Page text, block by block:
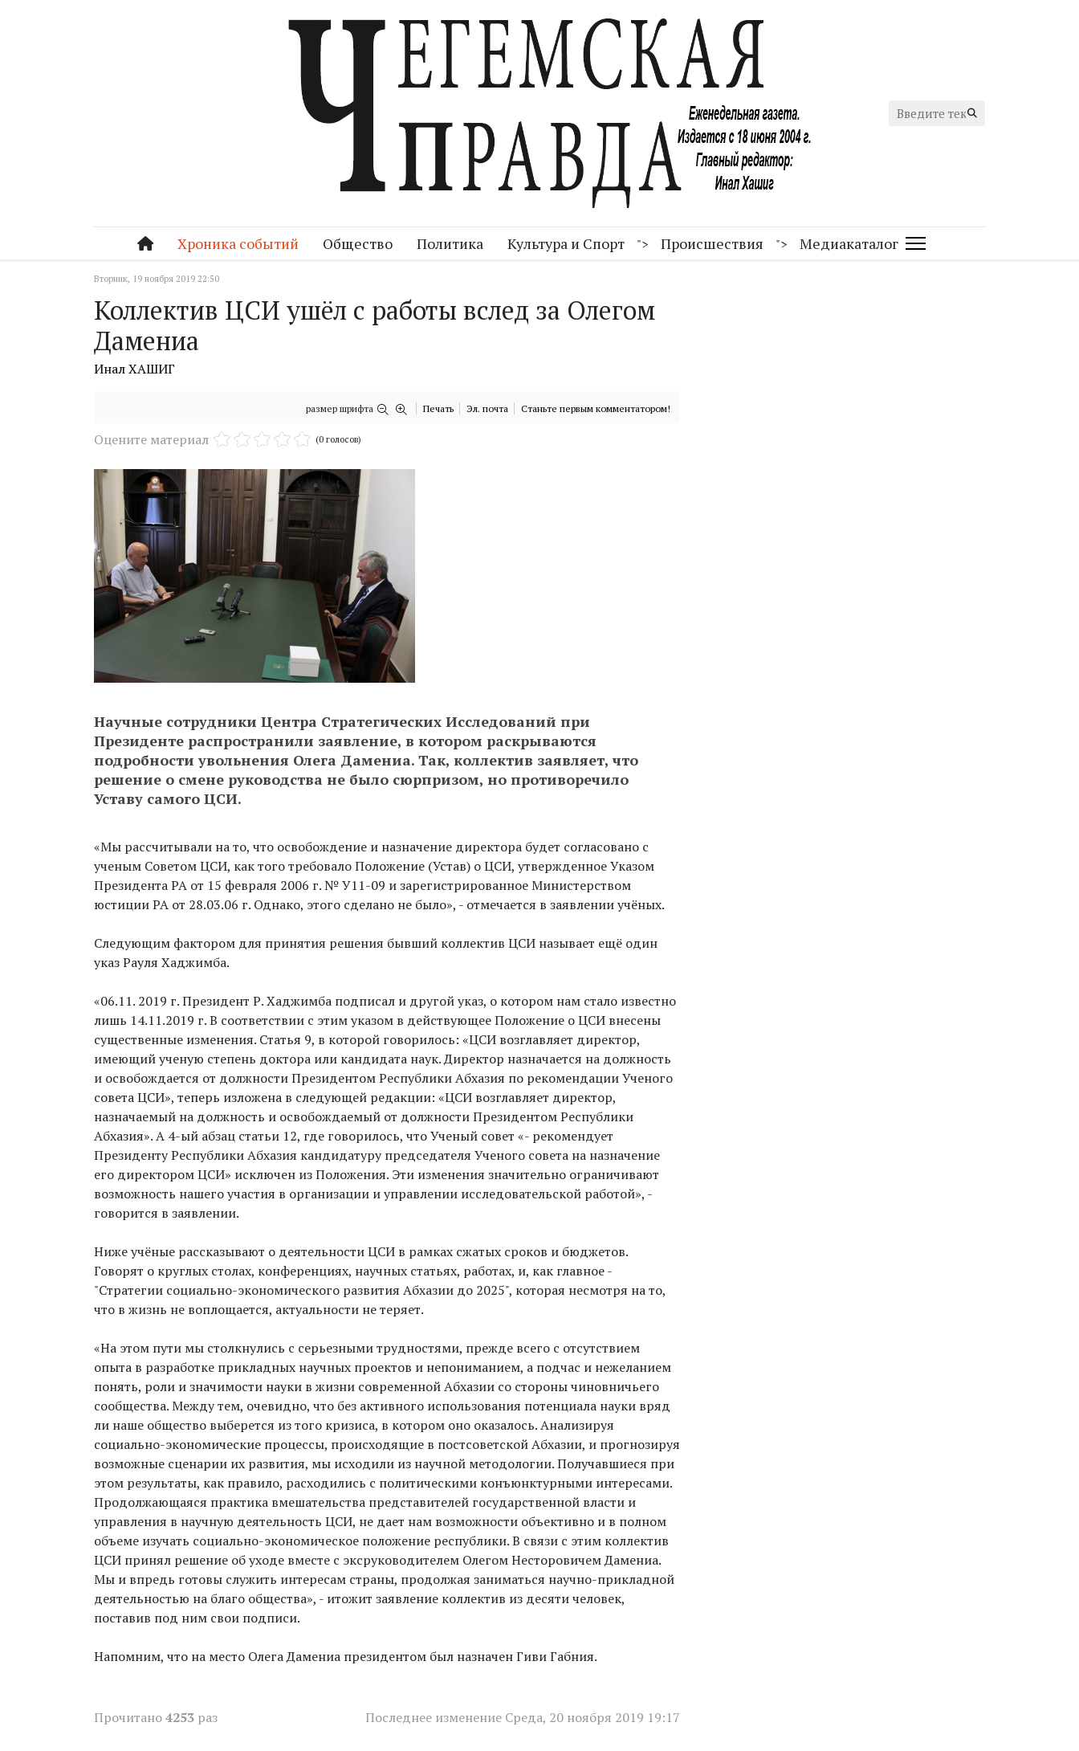
Искать...
Хроника событий Общество Политика Культура и Спорт "> Происшествия "> Медиакаталог
Вторник, 19 ноября 2019 22:50
Коллектив ЦСИ ушёл с работы вслед за Олегом
Дамениа
Инал ХАШИГ
размер шрифта Печать Эл. почта Станьте первым комментатором!
Оцените материал (0 голосов)
Научные сотрудники Центра Стратегических Исследований при
Президенте распространили заявление, в котором раскрываются
подробности увольнения Олега Дамениа. Так, коллектив заявляет, что
решение о смене руководства не было сюрпризом, но противоречило
Уставу самого ЦСИ.
«Мы рассчитывали на то, что освобождение и назначение директора будет согласовано с
ученым Советом ЦСИ, как того требовало Положение (Устав) о ЦСИ, утвержденное Указом
Президента РА от 15 февраля 2006 г. № У11-09 и зарегистрированное Министерством
юстиции РА от 28.03.06 г. Однако, этого сделано не было», - отмечается в заявлении учёных.
Следующим фактором для принятия решения бывший коллектив ЦСИ называет ещё один
указ Рауля Хаджимба.
«06.11. 2019 г. Президент Р. Хаджимба подписал и другой указ, о котором нам стало известно
лишь 14.11.2019 г. В соответствии с этим указом в действующее Положение о ЦСИ внесены
существенные изменения. Статья 9, в которой говорилось: «ЦСИ возглавляет директор,
имеющий ученую степень доктора или кандидата наук. Директор назначается на должность
и освобождается от должности Президентом Республики Абхазия по рекомендации Ученого
совета ЦСИ», теперь изложена в следующей редакции: «ЦСИ возглавляет директор,
назначаемый на должность и освобождаемый от должности Президентом Республики
Абхазия». А 4-ый абзац статьи 12, где говорилось, что Ученый совет «- рекомендует
Президенту Республики Абхазия кандидатуру председателя Ученого совета на назначение
его директором ЦСИ» исключен из Положения. Эти изменения значительно ограничивают
возможность нашего участия в организации и управлении исследовательской работой», -
говорится в заявлении.
Ниже учёные рассказывают о деятельности ЦСИ в рамках сжатых сроков и бюджетов.
Говорят о круглых столах, конференциях, научных статьях, работах, и, как главное -
"Стратегии социально-экономического развития Абхазии до 2025", которая несмотря на то,
что в жизнь не воплощается, актуальности не теряет.
«На этом пути мы столкнулись с серьезными трудностями, прежде всего с отсутствием
опыта в разработке прикладных научных проектов и непониманием, а подчас и нежеланием
понять, роли и значимости науки в жизни современной Абхазии со стороны чиновничьего
сообщества. Между тем, очевидно, что без активного использования потенциала науки вряд
ли наше общество выберется из того кризиса, в котором оно оказалось. Анализируя
социально-экономические процессы, происходящие в постсоветской Абхазии, и прогнозируя
возможные сценарии их развития, мы исходили из научной методологии. Получавшиеся при
этом результаты, как правило, расходились с политическими конъюнктурными интересами.
Продолжающаяся практика вмешательства представителей государственной власти и
управления в научную деятельность ЦСИ, не дает нам возможности объективно и в полном
объеме изучать социально-экономическое положение республики. В связи с этим коллектив
ЦСИ принял решение об уходе вместе с эксруководителем Олегом Несторовичем Дамениа.
Мы и впредь готовы служить интересам страны, продолжая заниматься научно-прикладной
деятельностью на благо общества», - итожит заявление коллектив из десяти человек,
поставив под ним свои подписи.
Напомним, что на место Олега Дамениа президентом был назначен Гиви Габния.
Прочитано4253 раз Последнее изменение Среда, 20 ноября 2019 19:17